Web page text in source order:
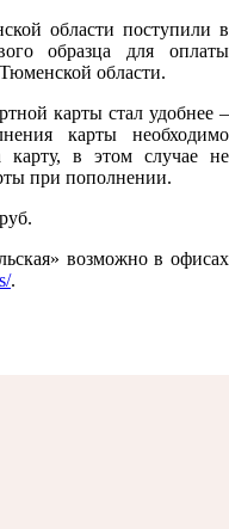
области поступили в
образца для оплаты
области.
карты стал удобнее –
карты необходимо
карту, в этом случае не
при пополнении.
возможно в офисах
.